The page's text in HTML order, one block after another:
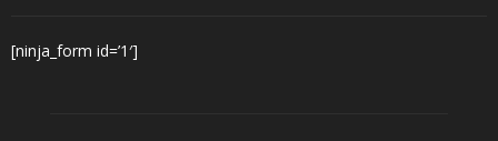
[ninja_form id=’1′]